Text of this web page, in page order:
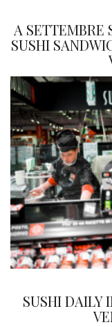
A SETTEMBRE
SUSHI
SUSHI DAILY